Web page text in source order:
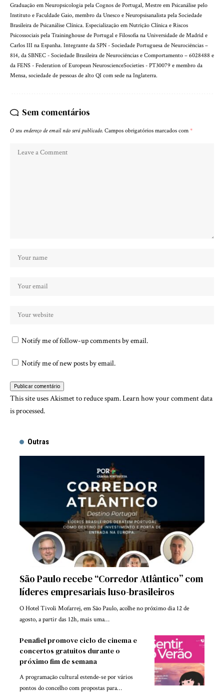
Graduação em Neuropsicologia pela Cognos de Portugal, Mestre em Psicanálise pelo
Instituto e Faculdade Gaio, membro da Unesco e Neuropsisanalista pela Sociedade
Brasileira de Psicanálise Clínica. Especialização em Nutrição Clínica e Riscos
Psicossociais pela Traininghouse de Portugal e Filosofia na Universidade de Madrid e
Carlos III na Espanha. Integrante da SPN - Sociedade Portuguesa de Neurociências –
814, da SBNEC - Sociedade Brasileira de Neurociências e Comportamento – 6028488 e
da FENS - Federation of European NeuroscienceSocieties - PT30079 e membro da
Mensa, sociedade de pessoas de alto QI com sede na Inglaterra.
Sem comentários
O seu endereço de email não será publicado. Campos obrigatórios marcados com *
Notify me of follow-up comments by email.
Notify me of new posts by email.
This site uses Akismet to reduce spam.Learn how your comment data
is processed.
Outras
São Paulo recebe “Corredor Atlântico” com
líderes empresariais luso-brasileiros
O Hotel Tivoli Mofarrej, em São Paulo, acolhe no próximo dia 12 de
agosto, a partir das 12h, mais uma…
Penafiel promove ciclo de cinema e
concertos gratuitos durante o
próximo fim de semana
A programação cultural estende-se por vários
pontos do concelho com propostas para…